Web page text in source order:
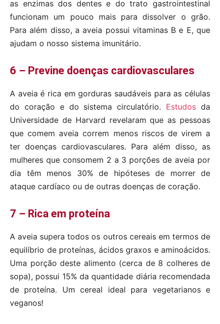
as enzimas dos dentes e do trato gastrointestinal
funcionam um pouco mais para dissolver o grão.
Para além disso, a aveia possui vitaminas B e E, que
ajudam o nosso sistema imunitário.
6 – Previne doenças cardiovasculares
A aveia é rica em gorduras saudáveis ​​para as células
do coração e do sistema circulatório. Estudos da
Universidade de Harvard revelaram que as pessoas
que comem aveia correm menos riscos de virem a
ter doenças cardiovasculares. Para além disso, as
mulheres que consomem 2 a 3 porções de aveia por
dia têm menos 30% de hipóteses de morrer de
ataque cardíaco ou de outras doenças de coração.
7 – Rica em proteína
A aveia supera todos os outros cereais em termos de
equilíbrio de proteínas, ácidos graxos e aminoácidos.
Uma porção deste alimento (cerca de 8 colheres de
sopa), possui 15% da quantidade diária recomendada
de proteína. Um cereal ideal para vegetarianos e
veganos!